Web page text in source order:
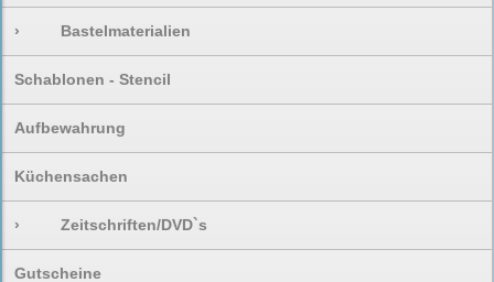
› Bastelmaterialien
Schablonen - Stencil
Aufbewahrung
Küchensachen
› Zeitschriften/DVD`s
Gutscheine